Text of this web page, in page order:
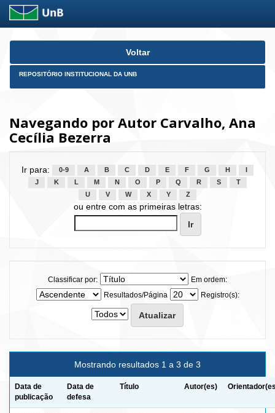
Skip
Voltar
REPOSITÓRIO INSTITUCIONAL DA UNB
Navegando por Autor Carvalho, Ana
Cecília Bezerra
Ir para: 0-9 A B C D E F G H
J
K L M N O P Q R S
T
U
V W X Y Z
ou entre com as primeiras letras:
Classificar por:
Em ordem:
Resultados/Página
Registro(s):
Mostrando resultados 1 a 3 de 3
Data de
publicação
Data de
defesa
Título Autor(es)